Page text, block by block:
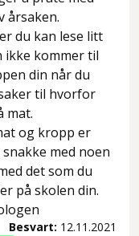
årsaken.
du kan lese litt
ikke kommer til
din når du
til hvorfor
mat.
og kropp er
med noen
det som du
på skolen din.
Besvart: 12.11.2021